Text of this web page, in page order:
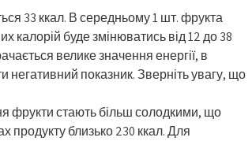
33 ккал. В середньому 1 шт. фрукта
калорій буде змінюватись від 12 до 38
велике значення енергії, в
негативний показник.Зверніть увагу, що
фрукти стають більш солодкими, що
продукту близько 230 ккал. Для